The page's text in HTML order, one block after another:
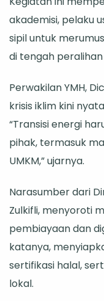
akademisi, pelaku
sipil untuk
di tengah
Perwakilan YMH,
krisis iklim kini
“Transisi energi
pihak, termasuk
UMKM,” ujarnya.
Narasumber dari
Zulkifli, menyoroti
pembiayaan dan
katanya,
sertifikasi halal,
lokal.